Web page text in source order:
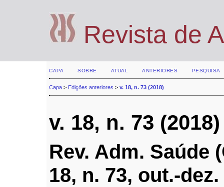
Revista de
CAPA SOBRE ATUAL ANTERIORES PESQUISA
Capa > Edições anteriores > v. 18, n. 73 (2018)
v. 18, n. 73 (2018)
Rev. Adm. Saúde
18, n. 73, out.-dez.